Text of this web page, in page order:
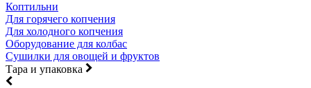
Коптильни
Для горячего копчения
Для холодного копчения
Оборудование для колбас
Сушилки для овощей и фруктов
Тара и упаковка